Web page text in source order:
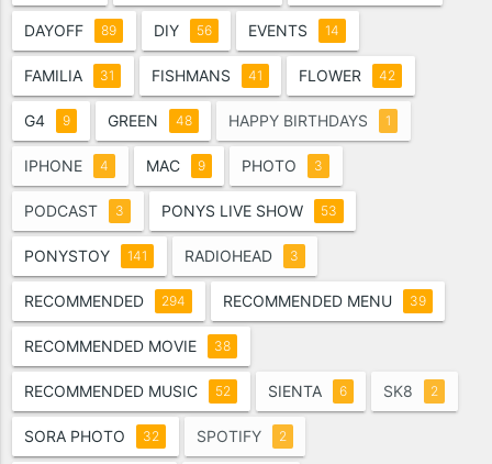
DAYOFF 89 DIY 56 EVENTS 14
FAMILIA 31 FISHMANS 41 FLOWER 42
G4 9 GREEN 48 HAPPY BIRTHDAYS 1
IPHONE 4 MAC 9 PHOTO 3
PODCAST 3 PONYS LIVE SHOW 53
PONYSTOY 141 RADIOHEAD 3
RECOMMENDED 294 RECOMMENDED MENU 39
RECOMMENDED MOVIE 38
RECOMMENDED MUSIC 52 SIENTA 6 SK8 2
SORA PHOTO 32 SPOTIFY 2